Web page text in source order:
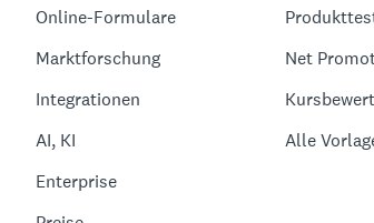
Online-Formulare
Marktforschung
Integrationen
AI, KI
Enterprise
Net
Alle